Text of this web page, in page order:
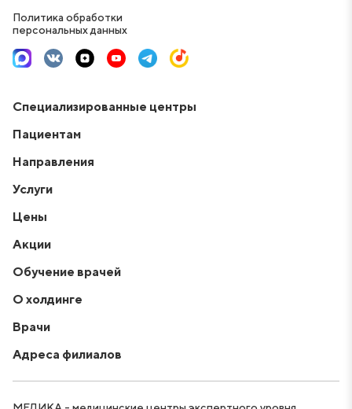
Политика обработки
персональных данных
Специализированные центры
Пациентам
Направления
Услуги
Цены
Акции
Обучение врачей
О холдинге
Врачи
Адреса филиалов